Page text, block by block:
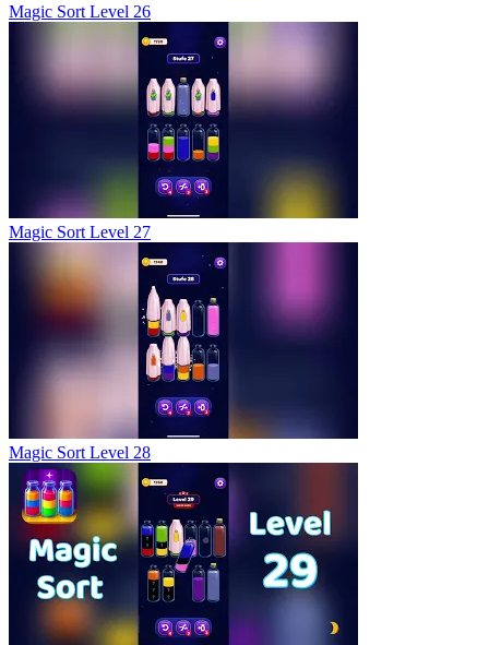
Magic Sort Level 26
Magic Sort Level 27
Magic Sort Level 28